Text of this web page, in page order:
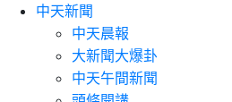
中天新聞
中天晨報
大新聞大爆卦
中天午間新聞